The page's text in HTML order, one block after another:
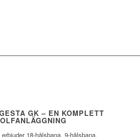
GK – EN KOMPLETT
18-hålsbana, 9-hålsbana,